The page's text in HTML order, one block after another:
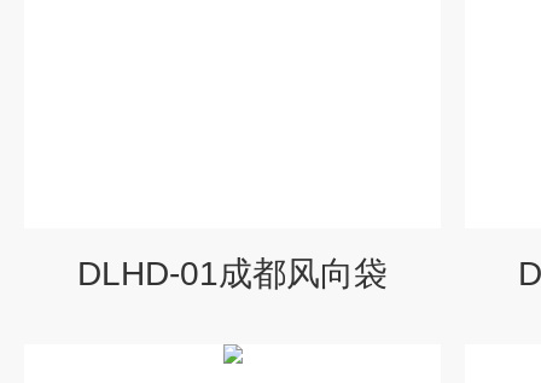
DLHD-01成都风向袋